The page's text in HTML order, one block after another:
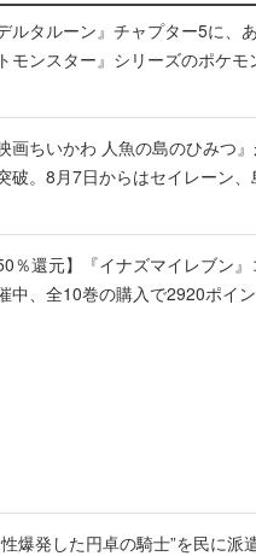
デルタルーン』チャプター5に
モンスター』シリーズのポケ
映画ちいかわ 人魚の島のひみつ
破。8月7日からはセイレーン
50％還元】『イナズマイレブン
中、全10巻の購入で2920ポイ
性爆発した円卓の騎士”を民に